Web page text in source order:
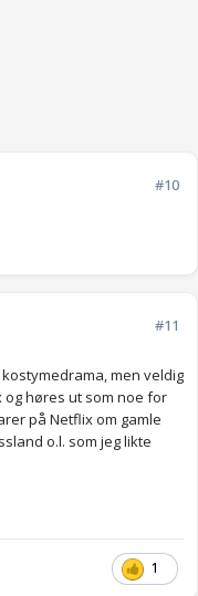
#10
#11
men veldig
og høres ut som noe for
på Netflix om gamle
o.l. som jeg likte
1